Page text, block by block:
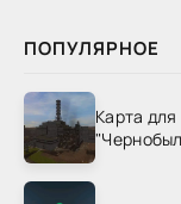
ПОПУЛЯРНОЕ
Карта